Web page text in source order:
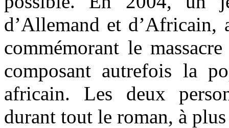
d’Allemand et d’Africain,
commémorant le
composant autrefois la
africain. Les deux
durant tout le roman, à